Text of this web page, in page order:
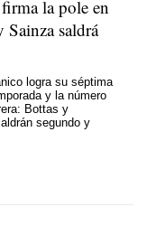
la pole en
saldrá
logra su séptima
y la número
Bottas y
segundo y